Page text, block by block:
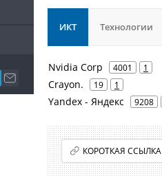
ИКТ Технологии
Nvidia Corp 4001 1
Crayon. 19 1
Yandex - Яндекс 9208
КОРОТКАЯ ССЫЛКА